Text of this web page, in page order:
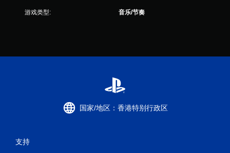
游戏类型: 音乐/节奏
国家/地区：香港特别行政区
支持